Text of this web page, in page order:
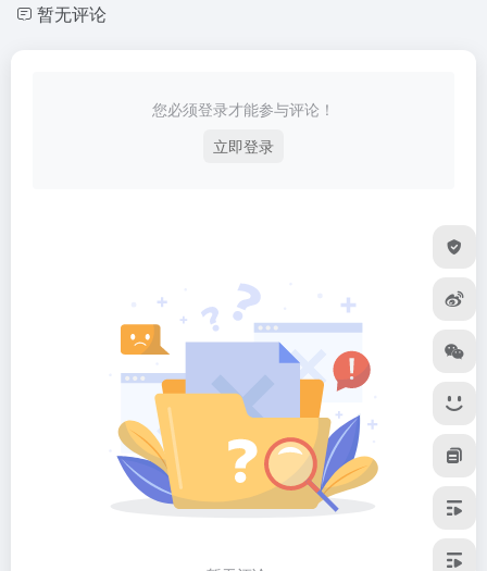
暂无评论
您必须登录才能参与评论！
立即登录